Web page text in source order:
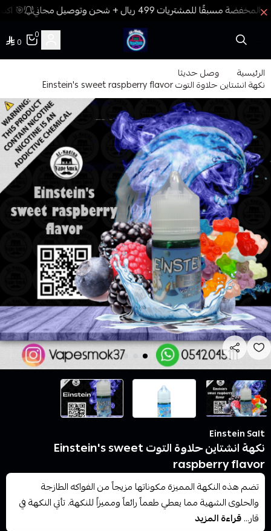
🎯
فيب المدينة
0
0
الرئيسية وصل حديثا
نكهة انشتاين حلاوة التوت Einstein's sweet raspberry flavor
Einstein Salt
نكهة انشتاين حلاوة التوت Einstein's sweet
raspberry flavor
تضم هذه النكهة المميزة مكوناتها مزيجاً من الفواكه الطازجة
والحلوى الشهية مما يعطي طعماً رائعاً ومميزاً للنكهة. تأتي النكهة في
قار...قراءة المزيد